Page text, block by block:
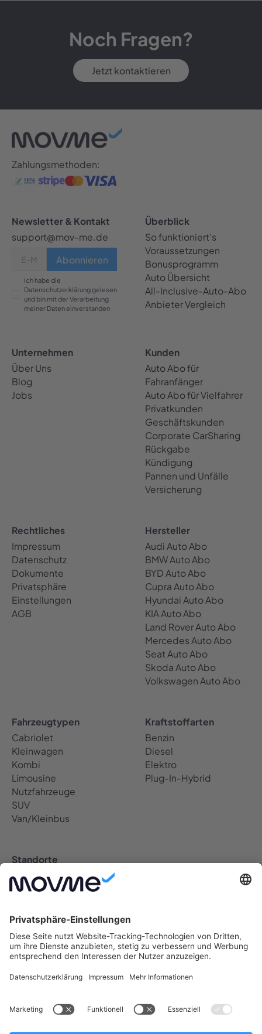
Noch Fragen?
Jetzt kontaktieren
Zahlungsmethoden:
Newsletter & Kontakt
support@mov-me.de
Ich habe die
Datenschutzerklärung gelesen
und bin mit der Verarbeitung
meiner Daten einverstanden
Überblick
So funktioniert's
Voraussetzungen
Bonusprogramm
Auto Übersicht
All-Inclusive-Auto-Abo
Anbieter Vergleich
Unternehmen
Über Uns
Blog
Jobs
Kunden
Auto Abo für
Fahranfänger
Auto Abo für Vielfahrer
Privatkunden
Geschäftskunden
Corporate CarSharing
Rückgabe
Kündigung
Pannen und Unfälle
Versicherung
Rechtliches
Impressum
Datenschutz
Dokumente
Privatsphäre
Einstellungen
AGB
Hersteller
Audi Auto Abo
BMW Auto Abo
BYD Auto Abo
Cupra Auto Abo
Hyundai Auto Abo
KIA Auto Abo
Land Rover Auto Abo
Mercedes Auto Abo
Seat Auto Abo
Skoda Auto Abo
Volkswagen Auto Abo
Fahrzeugtypen
Cabriolet
Kleinwagen
Kombi
Limousine
Nutzfahrzeuge
SUV
Van/Kleinbus
Kraftstoffarten
Benzin
Diesel
Elektro
Plug-In-Hybrid
Standorte
Auto Abo Deutschland
Berlin Auto Abo
Dresden Auto Abo
Düsseldorf Auto Abo
Frankfurt Auto Abo
Hamburg Auto Abo
Köln Auto Abo
München Auto Abo